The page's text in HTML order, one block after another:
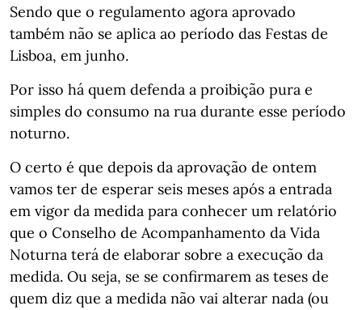
Sendo que o regulamento agora aprovado
também não se aplica ao período das Festas de
Lisboa, em junho.
Por isso há quem defenda a proibição pura e
simples do consumo na rua durante esse período
noturno.
O certo é que depois da aprovação de ontem
vamos ter de esperar seis meses após a entrada
em vigor da medida para conhecer um relatório
que o Conselho de Acompanhamento da Vida
Noturna terá de elaborar sobre a execução da
medida. Ou seja, se se confirmarem as teses de
quem diz que a medida não vai alterar nada (ou